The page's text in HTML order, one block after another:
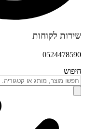
שירות לקוחות
0524478590
חיפוש